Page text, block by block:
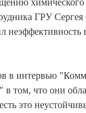
ГРУ
неэффективность
в интервью
в том, что они
это